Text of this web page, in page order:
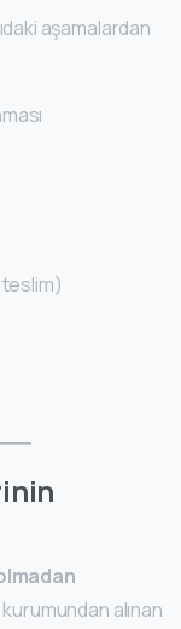
aşamalardan
teslim)
alınan